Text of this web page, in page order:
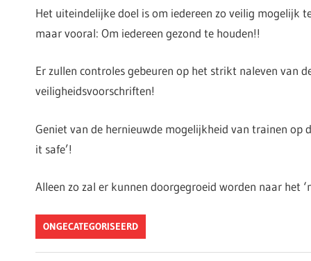
Het uiteindelijke doel is om iedereen zo veilig mogelijk
maar vooral: Om iedereen gezond te houden!!
Er zullen controles gebeuren op het strikt naleven van
veiligheidsvoorschriften!
Geniet van de hernieuwde mogelijkheid van trainen op
it safe’!
Alleen zo zal er kunnen doorgegroeid worden naar het
ONGECATEGORISEERD